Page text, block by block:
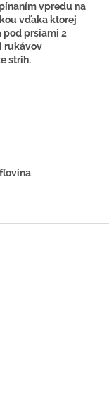
vpredu na
vďaka ktorej
pod prsiami 2
rukávov
strih.